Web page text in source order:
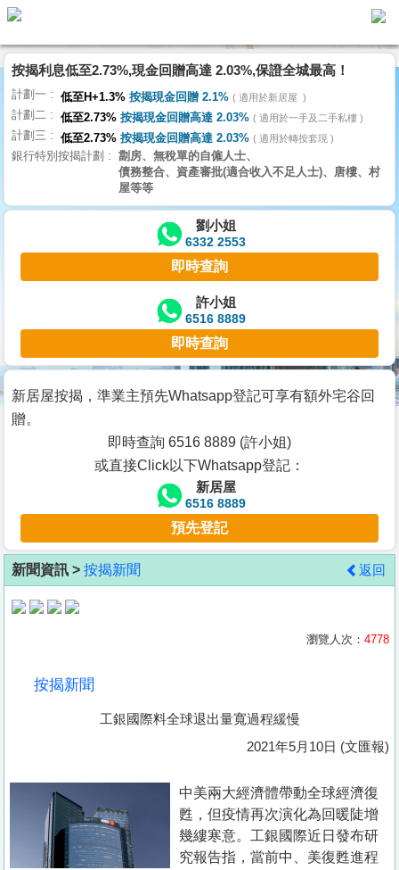
理
主
頁
搵
樓/
交
業
主
宅
谷
按
客
地
產
按揭利息低至2.73%,現金回贈高達 2.03%,保證全城最高！
計劃一 低至H+1.3% 按揭現金回贈 2.1% 適用於新居屋
計劃二 低至2.73% 按揭現金回贈高達 2.03% 適用於一手及二手私樓
計劃三 低至2.73% 按揭現金回贈高達 2.03% 適用於轉按套現
銀行特別按揭計劃
劏房、無稅單的自僱人士、
債務整合、資產審批(適合收入不足人士)、唐樓、村
屋等等
劉小姐
6332 2553
即時查詢
許小姐
6516 8889
即時查詢
新居屋按揭，準業主預先Whatsapp登記可享有額外宅谷回
贈。
即時查詢 6516 8889 (許小姐)
或直接Click以下Whatsapp登記：
新居屋
6516 8889
預先登記
新聞資訊 > 按揭新聞 返回
瀏覽人次： 4778
按揭新聞
工銀國際料全球退出量寬過程緩慢
2021年5月10日 (文匯報)
中美兩大經濟體帶動全球經濟復
甦，但疫情再次演化為回暖陡增
幾縷寒意。工銀國際近日發布研
究報告指，當前中、美復甦進程